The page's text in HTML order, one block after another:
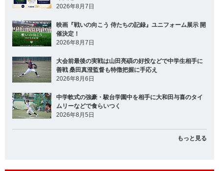
2026年8月7日
映画『戦いの向こう 侍たちの記録』ユニフォーム展示 開
催決定！
2026年8月7日
大会前最後の実戦は山田亮碩の好投などで中学生相手に
善戦 桑田真澄監督も特徴把握に手応え
2026年8月6日
中学軟式の強豪・駿台学園中を相手に大和田与喜のタイ
ムリーなどで食らいつく
2026年8月5日
もっと見る